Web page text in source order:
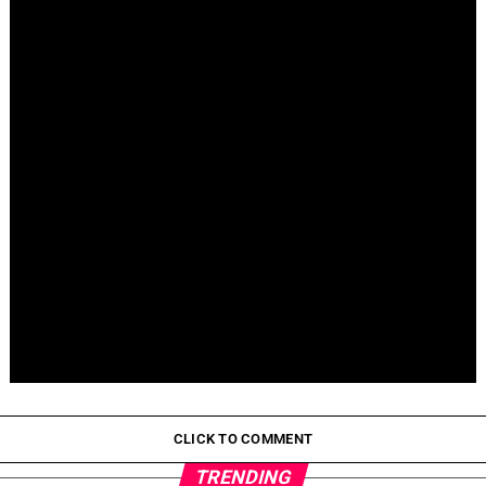
Pepeto Preventa: ¿Por Qué Está Ganando Popularidad?
CLICK TO COMMENT
TRENDING